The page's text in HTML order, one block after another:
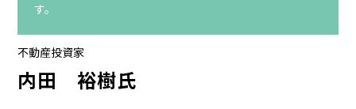
す。
不動産投資家
内田 裕樹氏